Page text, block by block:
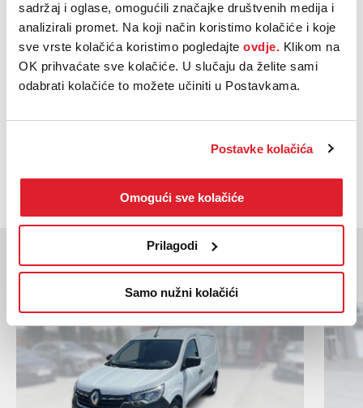
sadržaj i oglase, omogućili značajke društvenih medija i
analizirali promet. Na koji način koristimo kolačiće i koje
sve vrste kolačića koristimo pogledajte ovdje. Klikom na
OK prihvaćate sve kolačiće. U slučaju da želite sami
odabrati kolačiće to možete učiniti u Postavkama.
Postavke kolačića
Omogući sve kolačiće
Prilagodi
Samo nužni kolačići
Centralno zaključavanje s daljinskom komandom
Električno podesiva ogledala
Električno podizanje prednjih stakala
Centralni ekran osjetljiv na dodir
OBAVIJESTI ME AKO
POSTANE DOSTUPNO
Slična vozila